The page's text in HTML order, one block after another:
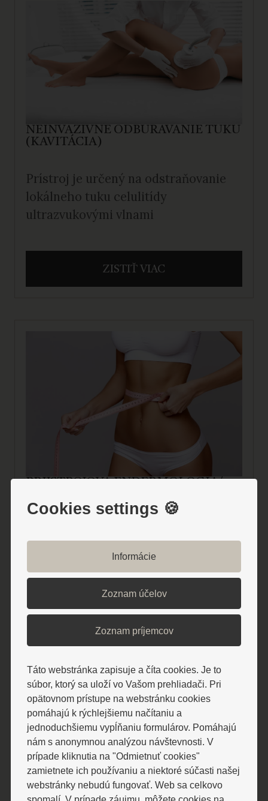
NEINVAZÍVNE ODBÚRAVANIE TUKU
(KAVITÁCIA)
Prístroj je určený na odstraňovanie
lokálneho tuku celulitídy
ultrazvukovými vlnami
ZISTIŤ VIAC
PRÍJSTROJOVÁ ENDERMOLÓGIA/
najefektívnejšej forme riešenia
problémov spojených s celulitídou.
Spája v sebe pôsobenie dávkovaného
vákua a valčekovej masáže
Cookies settings 🍪
Informácie
Zoznam účelov
Zoznam príjemcov
Táto webstránka zapisuje a číta cookies. Je to
súbor, ktorý sa uloží vo Vašom prehliadači. Pri
opätovnom prístupe na webstránku cookies
pomáhajú k rýchlejšiemu načítaniu a
jednoduchšiemu vypĺňaniu formulárov. Pomáhajú
nám s anonymnou analýzou návštevnosti. V
prípade kliknutia na "Odmietnuť cookies"
zamietnete ich používaniu a niektoré súčasti našej
webstránky nebudú fungovať. Web sa celkovo